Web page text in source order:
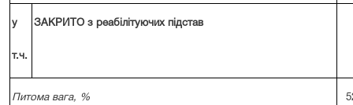
у
т.ч.
ЗАКРИТО з реабілітуючих підстав
Питома вага, %